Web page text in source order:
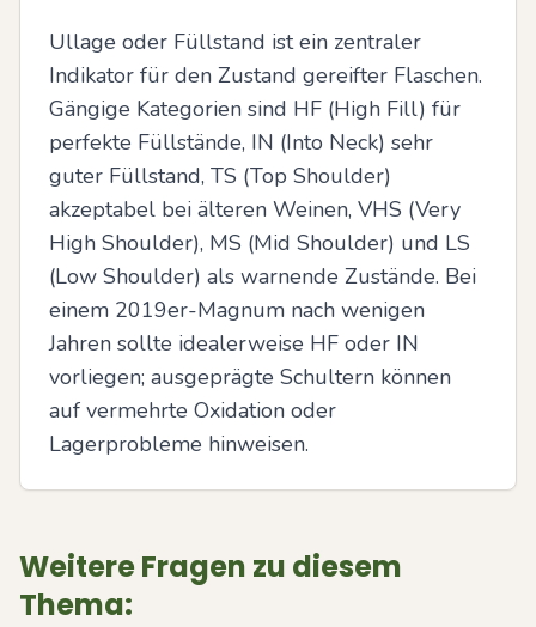
Ullage oder Füllstand ist ein zentraler
Indikator für den Zustand gereifter Flaschen.
Gängige Kategorien sind HF (High Fill) für
perfekte Füllstände, IN (Into Neck) sehr
guter Füllstand, TS (Top Shoulder)
akzeptabel bei älteren Weinen, VHS (Very
High Shoulder), MS (Mid Shoulder) und LS
(Low Shoulder) als warnende Zustände. Bei
einem 2019er-Magnum nach wenigen
Jahren sollte idealerweise HF oder IN
vorliegen; ausgeprägte Schultern können
auf vermehrte Oxidation oder
Lagerprobleme hinweisen.
Weitere Fragen zu diesem
Thema: